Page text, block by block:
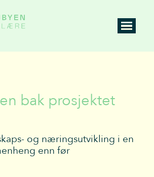
bak prosjektet
og næringsutvikling i en
enn før